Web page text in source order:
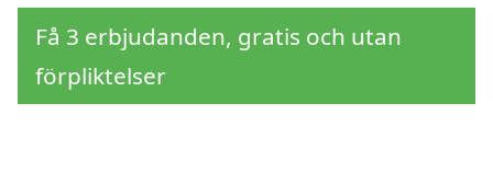
Få 3 erbjudanden, gratis och utan
förpliktelser